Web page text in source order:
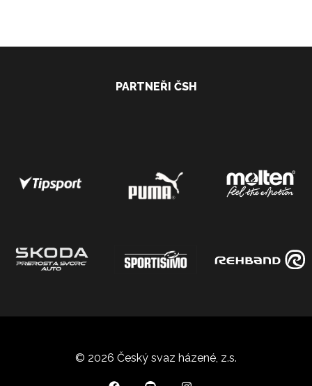
PARTNEŘI ČSH
© 2026 Český svaz házené, z.s.